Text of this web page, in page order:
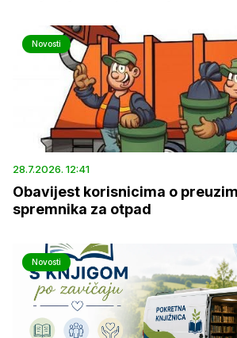
Novosti
28.7.2026. 12:41
Obavijest korisnicima o
spremnika za otpad
Novosti